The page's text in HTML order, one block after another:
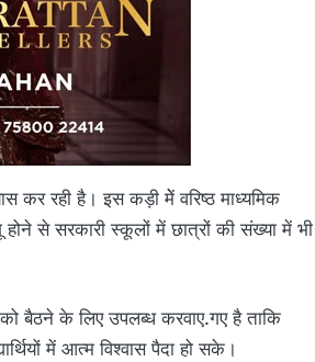
कर रही है। इस कड़ी मेें वरिष्ठ माध्यमिक
होने से सरकारी स्कूलों में छात्रों की संख्या में भी
बैठने के लिए उपलब्ध करवाए.गए है ताकि
में आत्म विश्वास पैदा हो सके।